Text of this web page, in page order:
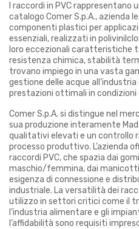
I raccordi in PVC
catalogo Comer S.p.A., azienda
componenti plastici per
essenziali, realizzati in
loro eccezionali caratteristiche
resistenza chimica, stabilità
trovano impiego in una vasta
gestione delle acque
prestazioni ottimali in condizioni
Comer S.p.A. si distingue nel
sua produzione interamente
qualitativi elevati e un controllo
processo produttivo. L’azienda
raccordi PVC, che spazia dai
maschio/femmina, dai manicotti
esigenza di connessione e
industriale. La versatilità dei
utilizzo in settori critici come il
l’industria alimentare e gli
l’affidabilità sono requisiti